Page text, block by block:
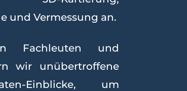
und Vermessung an.
Fachleuten und
wir unübertroffene
Einblicke, um